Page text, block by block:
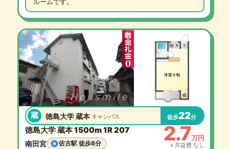
蔵 徳島大学 蔵本 キャンパス 徒歩22分
徳島大学 蔵本 1500m 1R 207
南田宮 佐古駅 徒歩8分 2.7万円
+ 共益費 なし